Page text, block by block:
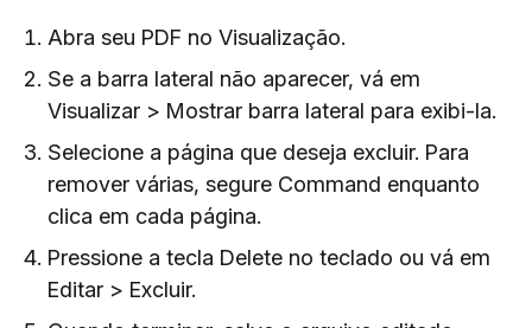
Abra seu PDF no Visualização.
Se a barra lateral não aparecer, vá em
Visualizar > Mostrar barra lateral para exibi-la.
Selecione a página que deseja excluir. Para
remover várias, segure Command enquanto
clica em cada página.
Pressione a tecla Delete no teclado ou vá em
Editar > Excluir.